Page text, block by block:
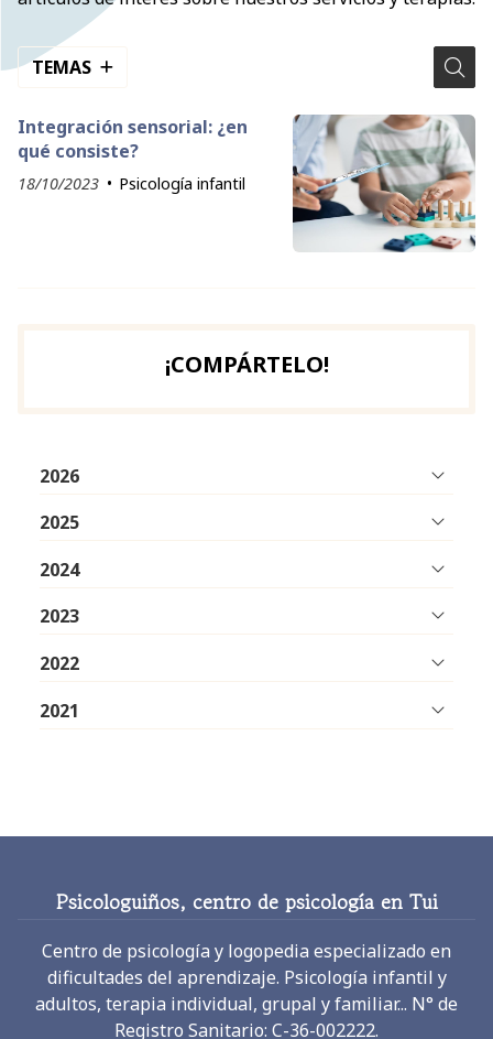
TEMAS
Integración sensorial: ¿en
qué consiste?
18/10/2023 Psicología infantil
¡COMPÁRTELO!
2026
2025
2024
2023
2022
2021
Psicologuiños, centro de psicología en Tui
Centro de psicología y logopedia especializado en
dificultades del aprendizaje. Psicología infantil y
adultos, terapia individual, grupal y familiar... N° de
Registro Sanitario: C-36-002222.